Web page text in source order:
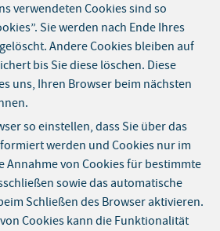
verwendeten Cookies sind so
Sie werden nach Ende Ihres
Andere Cookies bleiben auf
bis Sie diese löschen. Diese
uns, Ihren Browser beim nächsten
so einstellen, dass Sie über das
werden und Cookies nur im
Annahme von Cookies für bestimmte
sowie das automatische
Schließen des Browser aktivieren.
Cookies kann die Funktionalität